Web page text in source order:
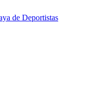
de Deportistas